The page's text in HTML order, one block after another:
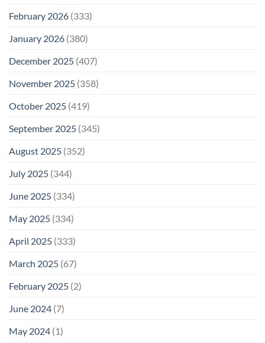
February 2026 (333)
January 2026 (380)
December 2025 (407)
November 2025 (358)
October 2025 (419)
September 2025 (345)
August 2025 (352)
July 2025 (344)
June 2025 (334)
May 2025 (334)
April 2025 (333)
March 2025 (67)
February 2025 (2)
June 2024 (7)
May 2024 (1)